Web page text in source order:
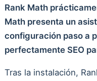
Rank Math
Math presenta un
configuración paso a
perfectamente SEO
Tras la instalación,